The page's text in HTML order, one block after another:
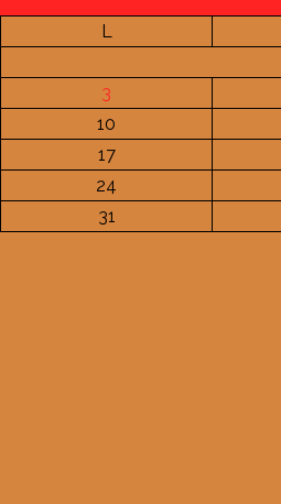
L
3
10
17
24
31